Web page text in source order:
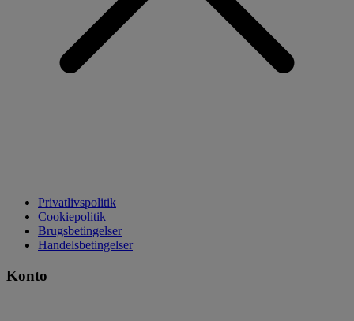
Privatlivspolitik
Cookiepolitik
Brugsbetingelser
Handelsbetingelser
Konto